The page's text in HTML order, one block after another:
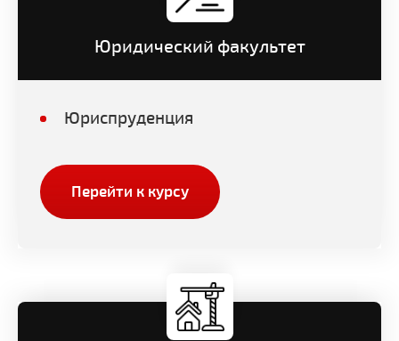
Юридический факультет
Юриспруденция
Перейти к курсу